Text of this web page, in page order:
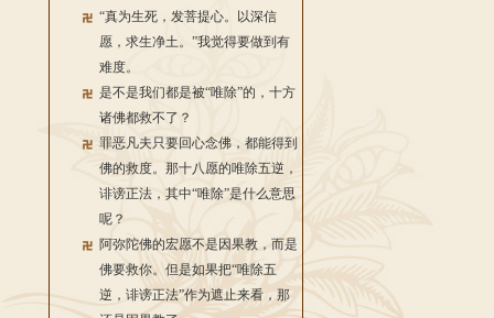
“真为生死，发菩提心。以深信
愿，求生净土。”我觉得要做到有
难度。
是不是我们都是被“唯除”的，十方
诸佛都救不了？
罪恶凡夫只要回心念佛，都能得到
佛的救度。那十八愿的唯除五逆，
诽谤正法，其中“唯除”是什么意思
呢？
阿弥陀佛的宏愿不是因果教，而是
佛要救你。但是如果把“唯除五
逆，诽谤正法”作为遮止来看，那